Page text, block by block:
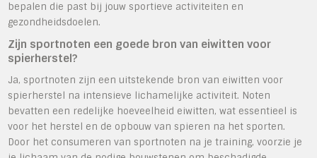
bepalen die past bij jouw sportieve activiteiten en
gezondheidsdoelen.
Zijn sportnoten een goede bron van eiwitten voor
spierherstel?
Ja, sportnoten zijn een uitstekende bron van eiwitten voor
spierherstel na intensieve lichamelijke activiteit. Noten
bevatten een redelijke hoeveelheid eiwitten, wat essentieel is
voor het herstel en de opbouw van spieren na het sporten.
Door het consumeren van sportnoten na je training, voorzie je